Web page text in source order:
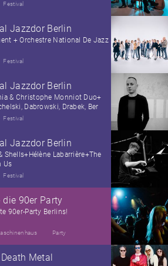
Festival
Jazzdor Berlin
+ Orchestre National De Jazz
Festival
Jazzdor Berlin
& Christophe Monniot Duo+
+ Ciechelski, Dabrowski, Drabek, Ber
Festival
Jazzdor Berlin
Shells+Hélène Labarrière+The
Us
Festival
die 90er Party
90er-Party Berlins!
Party
Metal